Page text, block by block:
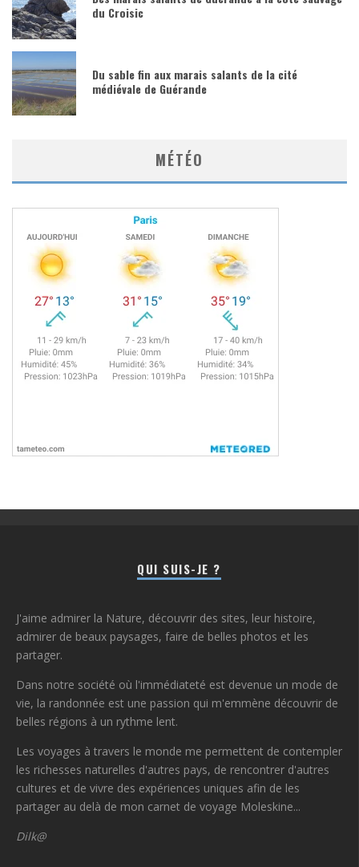
du Croisic
Du sable fin aux marais salants de la cité
médiévale de Guérande
MÉTÉO
QUI SUIS-JE ?
J'aime admirer la Nature, découvrir des sites, leur histoire,
admirer de beaux paysages, faire de belles photos et les
partager.
Dans notre société où l'immédiateté est devenue un mode de
vie, la randonnée est une passion qui m'emmène découvrir de
belles régions à un rythme lent.
Les voyages à travers le monde me permettent de contempler
les richesses naturelles d'autres pays, de rencontrer d'autres
cultures et de vivre des expériences uniques afin de les
partager au delà de mon carnet de voyage Moleskine...
Dilk@